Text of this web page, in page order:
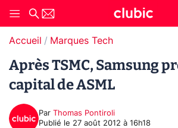
Accueil Marques Tech
Après TSMC, Samsung
capital de ASML
Par Thomas Pontiroli
Publié le 27 août 2012 à 16h18